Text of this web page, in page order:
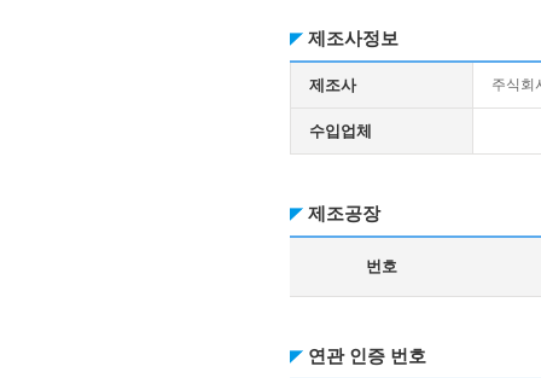
제조사정보
제조사 주식회
수입업체
제조공장
번호
연관 인증 번호